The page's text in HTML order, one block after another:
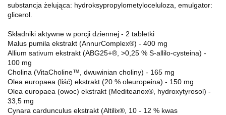
substancja żelująca: hydroksypropylometyloceluloza, emulgator:
glicerol.
Składniki aktywne w porcji dziennej - 2 tabletki
Malus pumila ekstrakt (AnnurComplex®) - 400 mg
Allium sativum ekstrakt (ABG25+®, >0,25 % S-allilo-cysteina) -
100 mg
Cholina (VitaCholine™, dwuwinian choliny) - 165 mg
Olea europaea (liść) ekstrakt (20 % oleuropeina) - 150 mg
Olea europaea (owoc) ekstrakt (Mediteanox®, hydroxytyrosol) -
33,5 mg
Cynara cardunculus ekstrakt (Altilix®, 10 - 12 % kwas